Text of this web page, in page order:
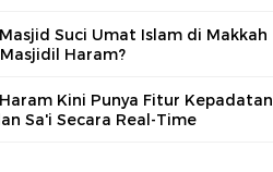
Suci Umat Islam di Makkah
Haram?
Kini Punya Fitur Kepadatan
Sa'i Secara Real-Time